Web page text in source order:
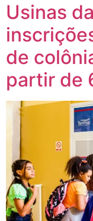
Usinas
de
partir de